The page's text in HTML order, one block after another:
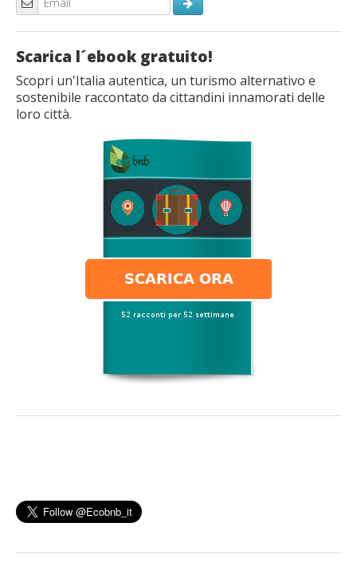
Scarica l´ebook gratuito!
Scopri un'Italia autentica, un turismo alternativo e
sostenibile raccontato da cittandini innamorati delle
loro città.